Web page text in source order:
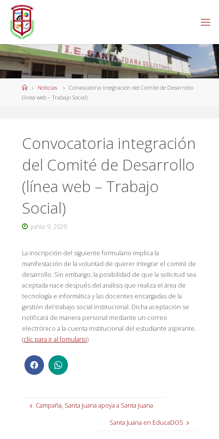
Saltar
contenido
Página
de
Noticias
Convocatoria integración del Comité de Desarrollo
(línea web – Trabajo Social)
Convocatoria integración
del Comité de Desarrollo
(línea web – Trabajo
Social)
junio 9, 2020
La inscripción del siguiente formulario implica la
manifestación de la voluntad de querer integrar el comité de
desarrollo. Sin embargo, la posibilidad de que la solicitud sea
aceptada nace después del análisis que realiza el área de
tecnología e informática y las docentes encargadas de la
gestión del trabajo social institucional. Dicha aceptación se
notificará de manera personal mediante un correo
electrónico a la cuenta institucional del estudiante aspirante.
(clic para ir al fomulario)
Campaña, Santa Juana apoya a Santa Juana
Santa Juana en EducaDOS